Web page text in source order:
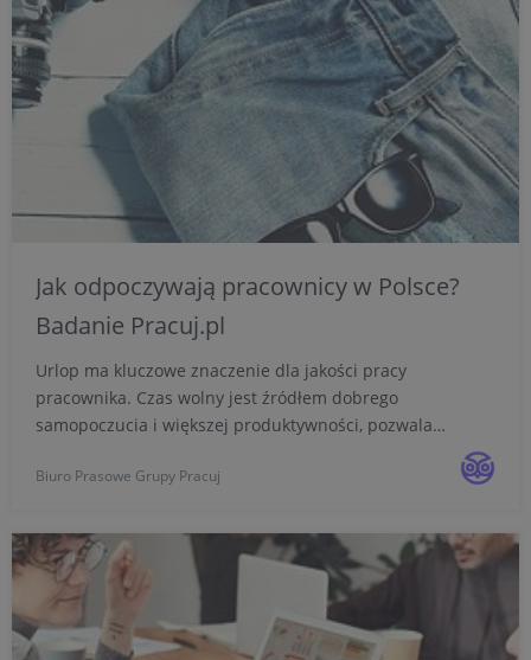
Jak odpoczywają pracownicy w Polsce?
Badanie Pracuj.pl
Urlop ma kluczowe znaczenie dla jakości pracy
pracownika. Czas wolny jest źródłem dobrego
samopoczucia i większej produktywności, pozwala
81% Polaków badanych przez Pracuj.pl deklaruje, że
Biuro Prasowe Grupy Pracuj